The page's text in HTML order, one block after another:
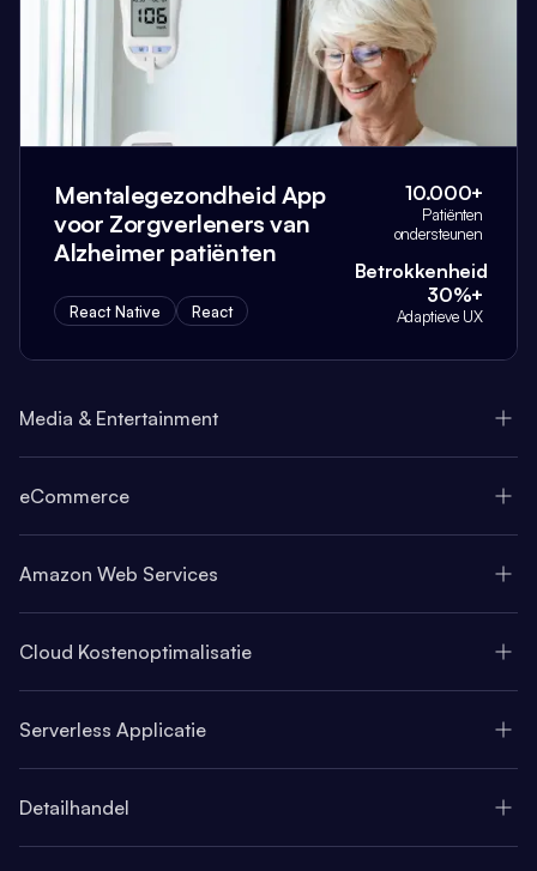
Mentalegezondheid App
voor Zorgverleners van
Alzheimer patiënten
React Native React
10.000+
Patiënten
ondersteunen
Betrokkenheid
30%+
Adaptieve UX
Media & Entertainment
eCommerce
Amazon Web Services
Cloud Kostenoptimalisatie
Serverless Applicatie
Detailhandel